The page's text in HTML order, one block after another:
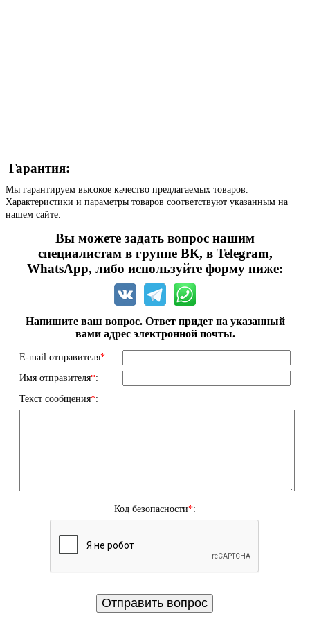
Гарантия:
Мы гарантируем высокое качество предлагаемых товаров.
Характеристики и параметры товаров соответствуют указанным на
нашем сайте.
Вы можете задать вопрос нашим
специалистам в группе ВК, в Telegram,
WhatsApp, либо используйте форму ниже:
Напишите ваш вопрос. Ответ придет на указанный
вами адрес электронной почты.
E-mail отправителя*:
Имя отправителя*:
Текст сообщения*:
Код безопасности*: